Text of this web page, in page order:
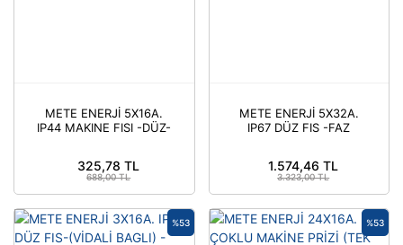
METE ENERJİ 5X16A.
IP44 MAKINE FISI -DÜZ-
325,78 TL
688,00 TL
METE ENERJİ 5X32A.
IP67 DÜZ FIS -FAZ
406151V
1.574,46 TL
3.323,00 TL
%53 %53